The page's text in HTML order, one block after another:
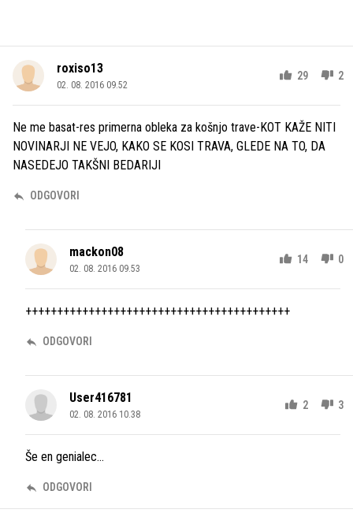
roxiso13
02. 08. 2016 09.52
29 2
Ne me basat-res primerna obleka za košnjo trave-KOT KAŽE NITI
NOVINARJI NE VEJO, KAKO SE KOSI TRAVA, GLEDE NA TO, DA
NASEDEJO TAKŠNI BEDARIJI
ODGOVORI
mackon08
02. 08. 2016 09.53
14 0
++++++++++++++++++++++++++++++++++++++++++
ODGOVORI
User416781
02. 08. 2016 10.38
2 3
Še en genialec...
ODGOVORI